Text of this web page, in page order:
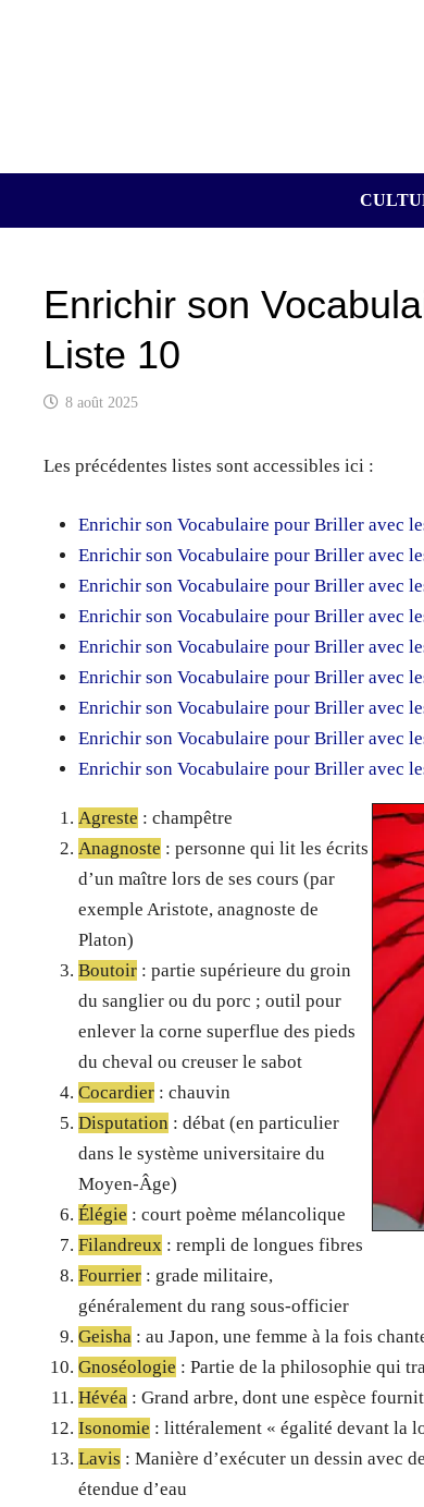
Enrichir son
Liste 10
8 août 2025
Les précédentes listes sont accessibles ici :
Enrichir son Vocabulaire pour Briller avec
Enrichir son Vocabulaire pour Briller avec
Enrichir son Vocabulaire pour Briller avec
Enrichir son Vocabulaire pour Briller avec
Enrichir son Vocabulaire pour Briller avec
Enrichir son Vocabulaire pour Briller avec
Enrichir son Vocabulaire pour Briller avec
Enrichir son Vocabulaire pour Briller avec
Enrichir son Vocabulaire pour Briller avec
Agreste : champêtre
Anagnoste : personne qui lit les écrits
d’un maître lors de ses cours (par
exemple Aristote, anagnoste de
Platon)
Boutoir : partie supérieure du groin
du sanglier ou du porc ; outil pour
enlever la corne superflue des pieds
du cheval ou creuser le sabot
Cocardier : chauvin
Disputation : débat (en particulier
dans le système universitaire du
Moyen-Âge)
Élégie : court poème mélancolique
Filandreux : rempli de longues fibres
Fourrier : grade militaire,
généralement du rang sous-officier
Geisha : au Japon, une femme à la fois
Gnoséologie : Partie de la philosophie qui
Hévéa : Grand arbre, dont une espèce
Isonomie : littéralement « égalité devant la
Lavis : Manière d’exécuter un dessin avec
étendue d’eau